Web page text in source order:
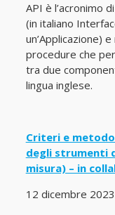
API è l’acronimo
(in italiano
un’Applicazione)
procedure che
tra due
lingua inglese.
Criteri e
degli strumenti
misura) – in
12 dicembre 2023